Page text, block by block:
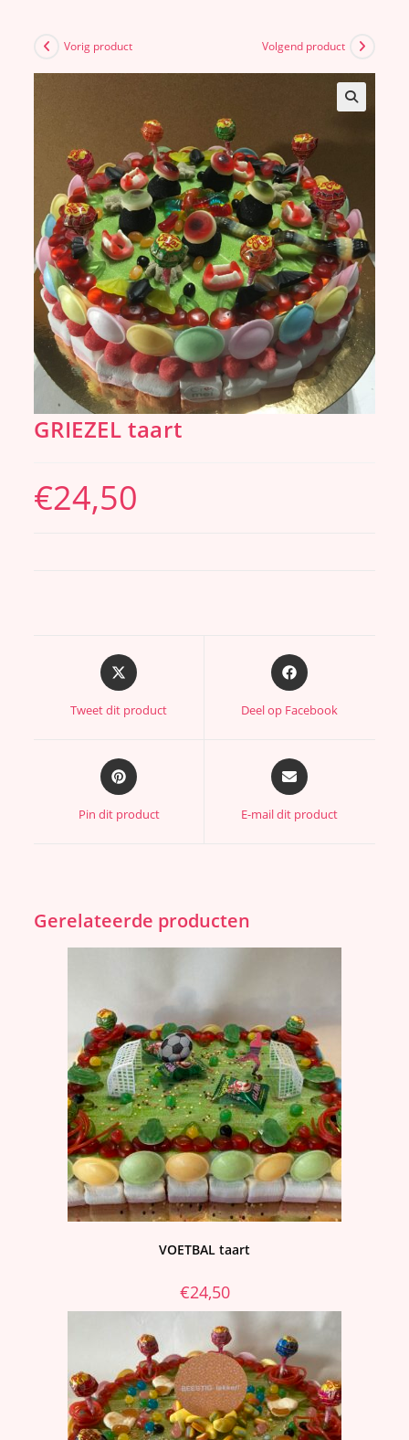
Vorig product Volgend product
GRIEZEL taart
€24,50
Tweet dit product Deel op Facebook
Pin dit product E-mail dit product
Gerelateerde producten
VOETBAL taart
€24,50